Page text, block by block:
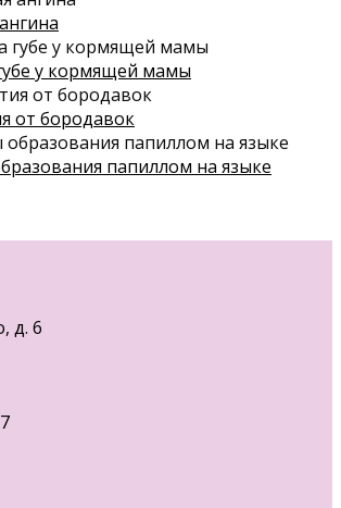
у кормящей мамы
от бородавок
папиллом на языке
д. 6